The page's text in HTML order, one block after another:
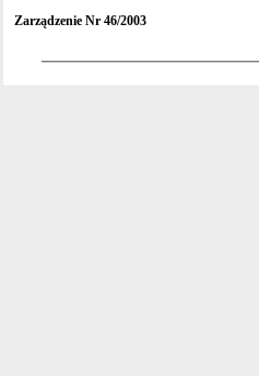
Zarządzenie Nr 46/2003